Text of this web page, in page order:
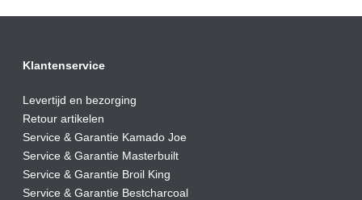
Klantenservice
Levertijd en bezorging
Retour artikelen
Service & Garantie Kamado Joe
Service & Garantie Masterbuilt
Service & Garantie Broil King
Service & Garantie Bestcharcoal